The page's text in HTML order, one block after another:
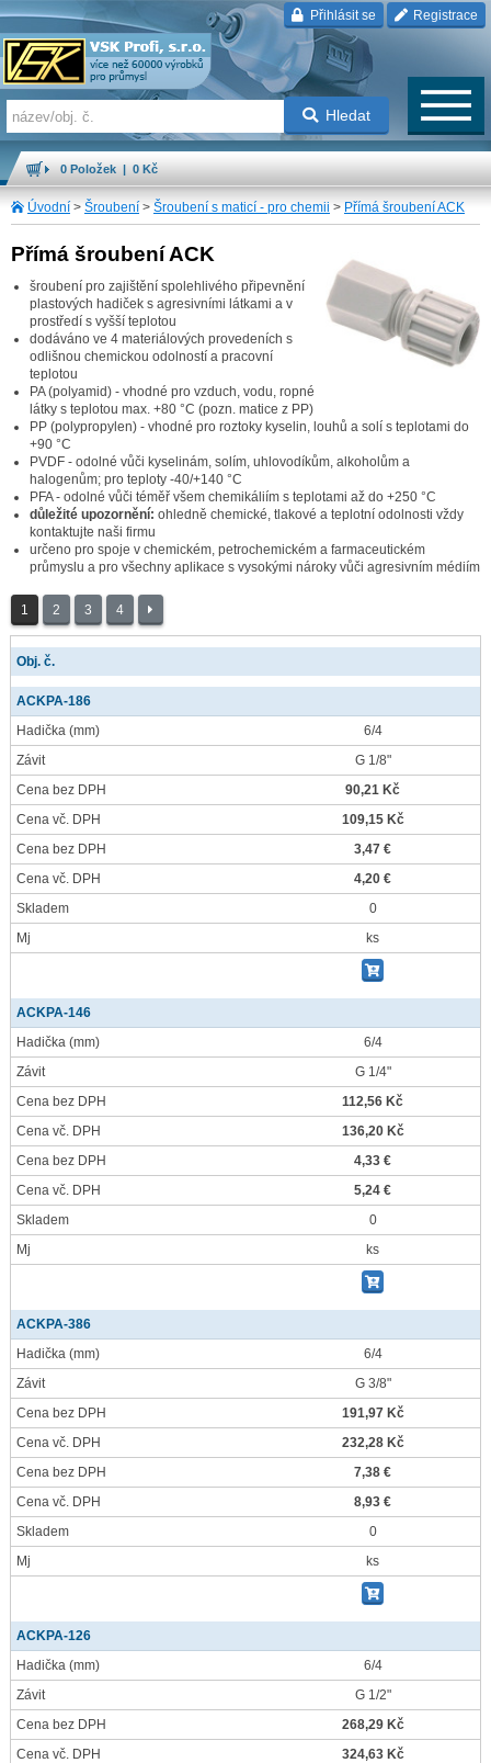
Přihlásit se Registrace
Hledat
0 Položek | 0 Kč
Úvodní > Šroubení > Šroubení s maticí - pro chemii > Přímá šroubení ACK
Přímá šroubení ACK
šroubení pro zajištění spolehlivého připevnění
plastových hadiček s agresivními látkami a v
prostředí s vyšší teplotou
dodáváno ve 4 materiálových provedeních s
odlišnou chemickou odolností a pracovní
teplotou
PA (polyamid) - vhodné pro vzduch, vodu, ropné
látky s teplotou max. +80 °C (pozn. matice z PP)
PP (polypropylen) - vhodné pro roztoky kyselin, louhů a solí s teplotami do
+90 °C
PVDF - odolné vůči kyselinám, solím, uhlovodíkům, alkoholům a
halogenům; pro teploty -40/+140 °C
PFA - odolné vůči téměř všem chemikáliím s teplotami až do +250 °C
důležité upozornění: ohledně chemické, tlakové a teplotní odolnosti vždy
kontaktujte naši firmu
určeno pro spoje v chemickém, petrochemickém a farmaceutickém
průmyslu a pro všechny aplikace s vysokými nároky vůči agresivním médiím
1 2 3 4
Obj. č.
ACKPA-186
Hadička (mm)
6/4
Závit
G 1/8"
Cena bez DPH
90,21 Kč
Cena vč. DPH
109,15 Kč
Cena bez DPH
3,47 €
Cena vč. DPH
4,20 €
Skladem
0
Mj
ks
ACKPA-146
Hadička (mm)
6/4
Závit
G 1/4"
Cena bez DPH
112,56 Kč
Cena vč. DPH
136,20 Kč
Cena bez DPH
4,33 €
Cena vč. DPH
5,24 €
Skladem
0
Mj
ks
ACKPA-386
Hadička (mm)
6/4
Závit
G 3/8"
Cena bez DPH
191,97 Kč
Cena vč. DPH
232,28 Kč
Cena bez DPH
7,38 €
Cena vč. DPH
8,93 €
Skladem
0
Mj
ks
ACKPA-126
Hadička (mm)
6/4
Závit
G 1/2"
Cena bez DPH
268,29 Kč
Cena vč. DPH
324,63 Kč